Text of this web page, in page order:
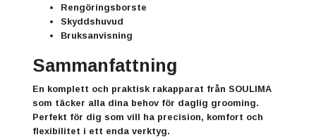
Rengöringsborste
Skyddshuvud
Bruksanvisning
Sammanfattning
En komplett och praktisk rakapparat från SOULIMA
som täcker alla dina behov för daglig grooming.
Perfekt för dig som vill ha precision, komfort och
flexibilitet i ett enda verktyg.